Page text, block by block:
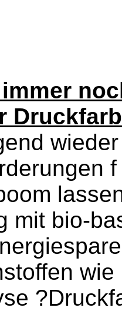
mit bio-